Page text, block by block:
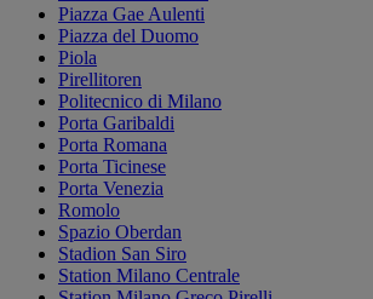
Piazza Gae Aulenti
Piazza del Duomo
Piola
Pirellitoren
Politecnico di Milano
Porta Garibaldi
Porta Romana
Porta Ticinese
Porta Venezia
Romolo
Spazio Oberdan
Stadion San Siro
Station Milano Centrale